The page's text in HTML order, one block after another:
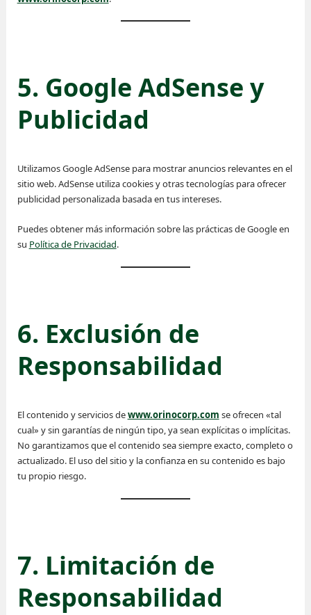
5. Google AdSense y
Publicidad
Utilizamos Google AdSense para mostrar anuncios relevantes en el
sitio web. AdSense utiliza cookies y otras tecnologías para ofrecer
publicidad personalizada basada en tus intereses.
Puedes obtener más información sobre las prácticas de Google en
su Política de Privacidad.
6. Exclusión de
Responsabilidad
El contenido y servicios dewww.orinocorp.com se ofrecen «tal
cual» y sin garantías de ningún tipo, ya sean explícitas o implícitas.
No garantizamos que el contenido sea siempre exacto, completo o
actualizado. El uso del sitio y la confianza en su contenido es bajo
tu propio riesgo.
7. Limitación de
Responsabilidad